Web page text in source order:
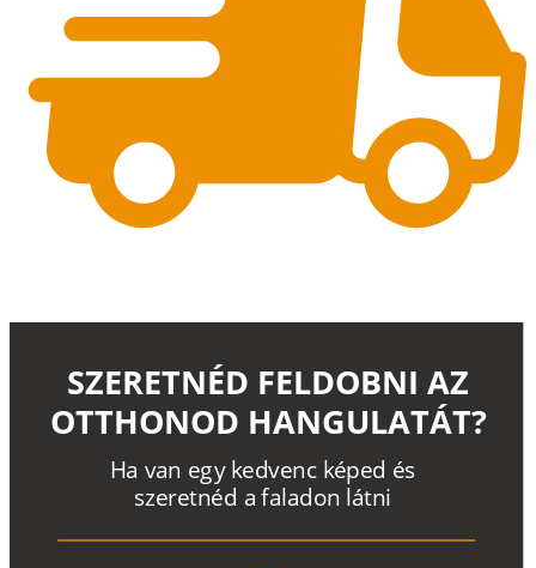
Ha van egy kedvenc képed és
szeretnéd a faladon látni
SZERETNÉD FELDOBNI AZ
OTTHONOD HANGULATÁT?